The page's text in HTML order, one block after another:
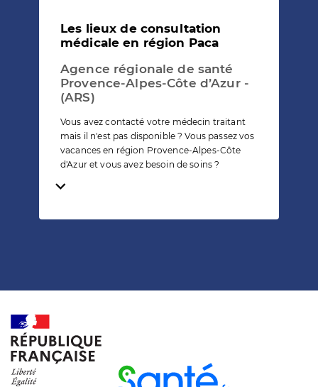
Les lieux de consultation
médicale en région Paca
Agence régionale de santé
Provence-Alpes-Côte d’Azur -
(ARS)
Vous avez contacté votre médecin traitant
mais il n'est pas disponible ? Vous passez vos
vacances en région Provence-Alpes-Côte
d'Azur et vous avez besoin de soins ?
Temps de lecture